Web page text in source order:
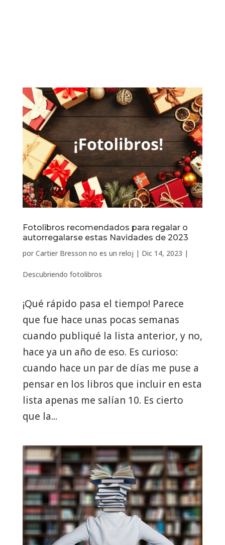
Fotolibros recomendados para regalar o
autorregalarse estas Navidades de 2023
por Cartier Bresson no es un reloj | Dic 14, 2023 |
Descubriendo fotolibros
¡Qué rápido pasa el tiempo! Parece
que fue hace unas pocas semanas
cuando publiqué la lista anterior, y no,
hace ya un año de eso. Es curioso:
cuando hace un par de días me puse a
pensar en los libros que incluir en esta
lista apenas me salían 10. Es cierto
que la...